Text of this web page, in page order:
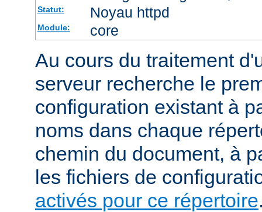
Statut: Noyau httpd
Module: core
Au cours du traitement
serveur recherche le
configuration existant à
noms dans chaque
chemin du document, à
les fichiers de
activés pour ce répertoire